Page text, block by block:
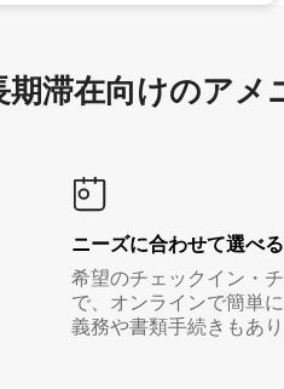
期滞在向け⁠のア⁠メ⁠
ニーズに合わせて選べ
希望のチェックイン・
で、オンラインで簡単
義務や書類手続きもあ